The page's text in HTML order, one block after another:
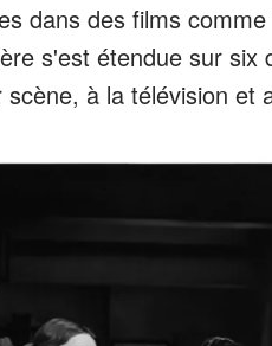
dans des films
s'est étendue sur six
à la télévision et